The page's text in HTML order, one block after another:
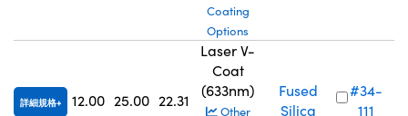
Coating
Options
詳細規格 12.00 25.00 22.31
Laser V-
Coat
(633nm)
Other
Fused
Silica
#34-
111